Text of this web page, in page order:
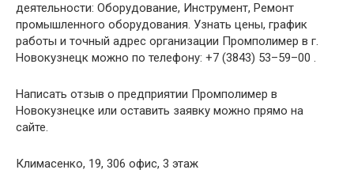
деятельности: Оборудование, Инструмент, Ремонт
промышленного оборудования. Узнать цены, график
работы и точный адрес организации Промполимер в г.
Новокузнецк можно по телефону: +7 (3843) 53–59–00 .
Написать отзыв о предприятии Промполимер в
Новокузнецке или оставить заявку можно прямо на
сайте.
Климасенко, 19, 306 офис, 3 этаж